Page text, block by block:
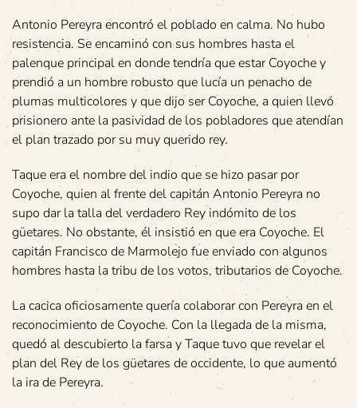
Antonio Pereyra encontró el poblado en calma. No hubo
resistencia. Se encaminó con sus hombres hasta el
palenque principal en donde tendría que estar Coyoche y
prendió a un hombre robusto que lucía un penacho de
plumas multicolores y que dijo ser Coyoche, a quien llevó
prisionero ante la pasividad de los pobladores que atendían
el plan trazado por su muy querido rey.
Taque era el nombre del indio que se hizo pasar por
Coyoche, quien al frente del capitán Antonio Pereyra no
supo dar la talla del verdadero Rey indómito de los
güetares. No obstante, él insistió en que era Coyoche. El
capitán Francisco de Marmolejo fue enviado con algunos
hombres hasta la tribu de los votos, tributarios de Coyoche.
La cacica oficiosamente quería colaborar con Pereyra en el
reconocimiento de Coyoche. Con la llegada de la misma,
quedó al descubierto la farsa y Taque tuvo que revelar el
plan del Rey de los güetares de occidente, lo que aumentó
la ira de Pereyra.